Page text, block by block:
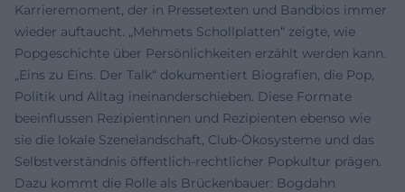
Karrieremoment, der in Pressetexten und Bandbios immer
wieder auftaucht. „Mehmets Schollplatten“ zeigte, wie
Popgeschichte über Persönlichkeiten erzählt werden kann.
„Eins zu Eins. Der Talk“ dokumentiert Biografien, die Pop,
Politik und Alltag ineinanderschieben. Diese Formate
beeinflussen Rezipientinnen und Rezipienten ebenso wie
sie die lokale Szenelandschaft, Club-Ökosysteme und das
Selbstverständnis öffentlich-rechtlicher Popkultur prägen.
Dazu kommt die Rolle als Brückenbauer: Bogdahn